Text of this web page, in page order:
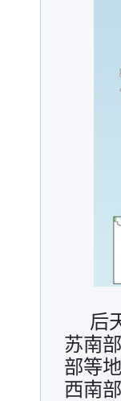
后
苏南
部等
西南